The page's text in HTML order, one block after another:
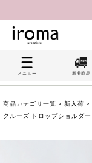
メニュー 新着商品
商品カテゴリ一覧 > 新入荷 >
クルーズ ドロップショルダ